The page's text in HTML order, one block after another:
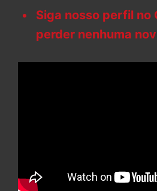
Siga nosso perfil no
perder nenhuma